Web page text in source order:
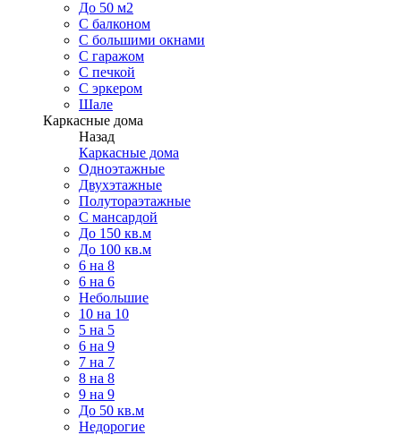
До 50 м2
С балконом
С большими окнами
С гаражом
С печкой
С эркером
Шале
Каркасные дома
Назад
Каркасные дома
Одноэтажные
Двухэтажные
Полутораэтажные
С мансардой
До 150 кв.м
До 100 кв.м
6 на 8
6 на 6
Небольшие
10 на 10
5 на 5
6 на 9
7 на 7
8 на 8
9 на 9
До 50 кв.м
Недорогие